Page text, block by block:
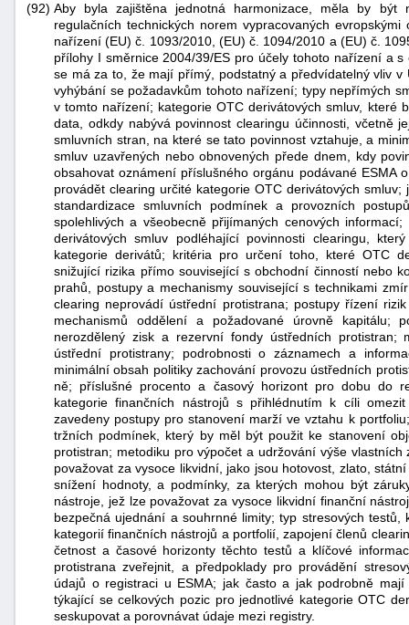
(92) Aby byla zajištěna jednotná harmonizace, měla by být
regulačních technických norem vypracovaných
nařízení (EU) č. 1093/2010, (EU) č. 1094/2010 a (EU) č.
přílohy I směrnice 2004/39/ES pro účely tohoto nařízení a
se má za to, že mají přímý, podstatný a předvídatelný vliv
vyhýbání se požadavkům tohoto nařízení; typy nepřímých
v tomto nařízení; kategorie OTC derivátových smluv, které
data, odkdy nabývá povinnost clearingu účinnosti, včetně
smluvních stran, na které se tato povinnost vztahuje, a
smluv uzavřených nebo obnovených přede dnem, kdy
obsahovat oznámení příslušného orgánu podávané ESMA
provádět clearing určité kategorie OTC derivátových
standardizace smluvních podmínek a provozních
spolehlivých a všeobecně přijímaných cenových
derivátových smluv podléhající povinnosti clearingu,
kategorie derivátů; kritéria pro určení toho, které OTC
snižující rizika přímo související s obchodní činností nebo
prahů, postupy a mechanismy související s technikami
clearing neprovádí ústřední protistrana; postupy řízení
mechanismů oddělení a požadované úrovně kapitálu;
nerozdělený zisk a rezervní fondy ústředních
ústřední protistrany; podrobnosti o záznamech a
minimální obsah politiky zachování provozu ústředních
ně; příslušné procento a časový horizont pro dobu do
kategorie finančních nástrojů s přihlédnutím k cíli
zavedeny postupy pro stanovení marží ve vztahu k
tržních podmínek, který by měl být použit ke stanovení
protistran; metodiku pro výpočet a udržování výše
považovat za vysoce likvidní, jako jsou hotovost, zlato,
snížení hodnoty, a podmínky, za kterých mohou být
nástroje, jež lze považovat za vysoce likvidní finanční
bezpečná ujednání a souhrnné limity; typ stresových
kategorií finančních nástrojů a portfolií, zapojení členů
četnost a časové horizonty těchto testů a klíčové
protistrana zveřejnit, a předpoklady pro provádění
údajů o registraci u ESMA; jak často a jak podrobně
týkající se celkových pozic pro jednotlivé kategorie OTC
seskupovat a porovnávat údaje mezi registry.